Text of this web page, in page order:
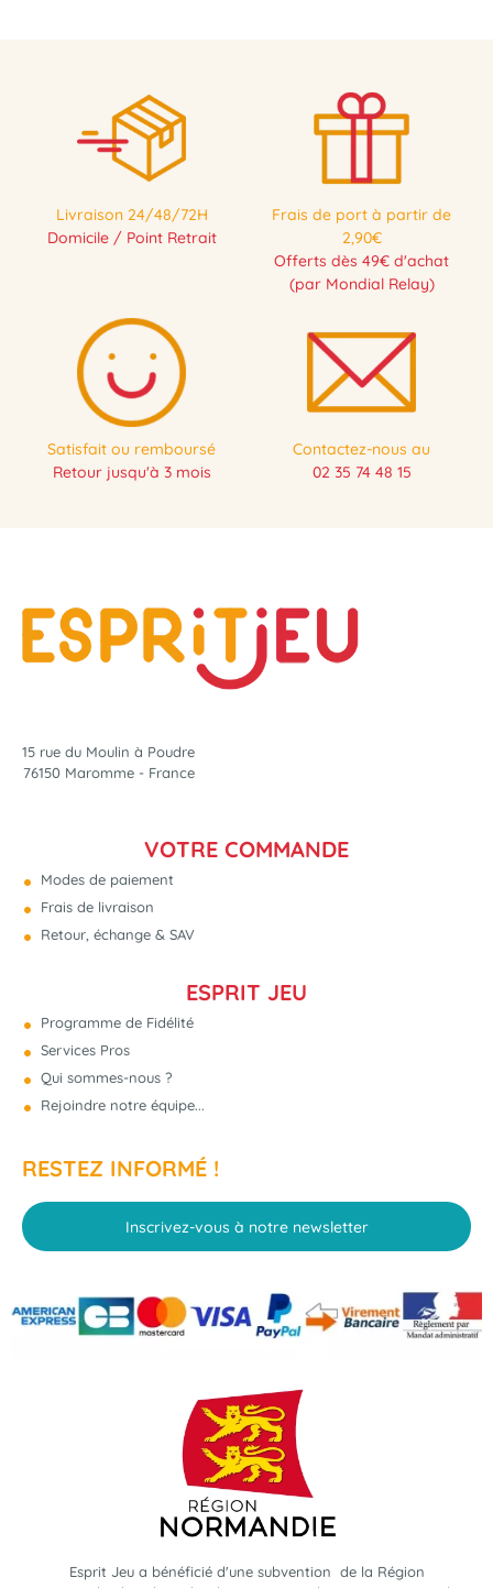
Livraison 24/48/72H
Domicile / Point Retrait
Frais de port à partir de
2,90€
Offerts dès 49€ d'achat
(par Mondial Relay)
Satisfait ou remboursé
Retour jusqu'à 3 mois
Contactez-nous au
02 35 74 48 15
15 rue du Moulin à Poudre
76150 Maromme - France
VOTRE COMMANDE
Modes de paiement
Frais de livraison
Retour, échange & SAV
ESPRIT JEU
Programme de Fidélité
Services Pros
Qui sommes-nous ?
Rejoindre notre équipe...
RESTEZ INFORMÉ !
Inscrivez-vous à notre newsletter
Esprit Jeu a bénéficié d'une subvention de la Région